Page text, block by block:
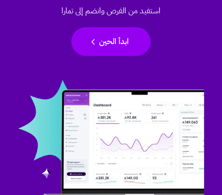
استفيد من الفرص وانضم إلى تمارا
ابدأ الحين chevron_left